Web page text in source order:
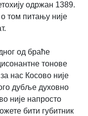
одржан 1389.
том питању није
од браће
тонове
нас Косово није
дубље духовно
није напросто
бити губитник